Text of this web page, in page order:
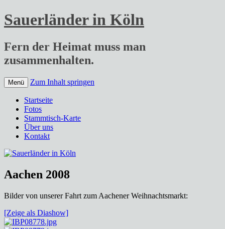
Sauerländer in Köln
Fern der Heimat muss man
zusammenhalten.
Menü Zum Inhalt springen
Startseite
Fotos
Stammtisch-Karte
Über uns
Kontakt
Aachen 2008
Bilder von unserer Fahrt zum Aachener Weihnachtsmarkt:
[Zeige als Diashow]